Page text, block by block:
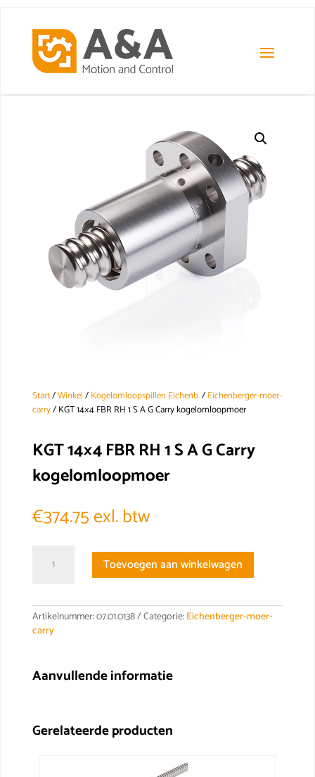
Start/Winkel/Kogelomloopspillen Eichenb./Eichenberger-moer-
carry/ KGT 14×4 FBR RH 1 S A G Carry kogelomloopmoer
KGT 14×4 FBR RH 1 S A G Carry
kogelomloopmoer
€374.75exl. btw
1
S
A
kogelomloopmoer
Toevoegen aan winkelwagen
Artikelnummer:07.01.0138 Categorie:Eichenberger-moer-
carry
Aanvullende informatie
Gerelateerde producten